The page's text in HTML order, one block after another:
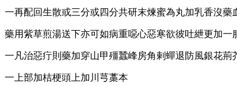
一再配回生散或三分或四分共研末煉蜜為丸加乳香沒藥
藥用紫草煎湯送下亦可如病重噁心惡寒欲彼吐紲更加一
一凡治惡疔則藥加穿山甲殭蠶峰房角剌蟬退防風銀花荊
一上部加桔梗頭上加川芎藁本